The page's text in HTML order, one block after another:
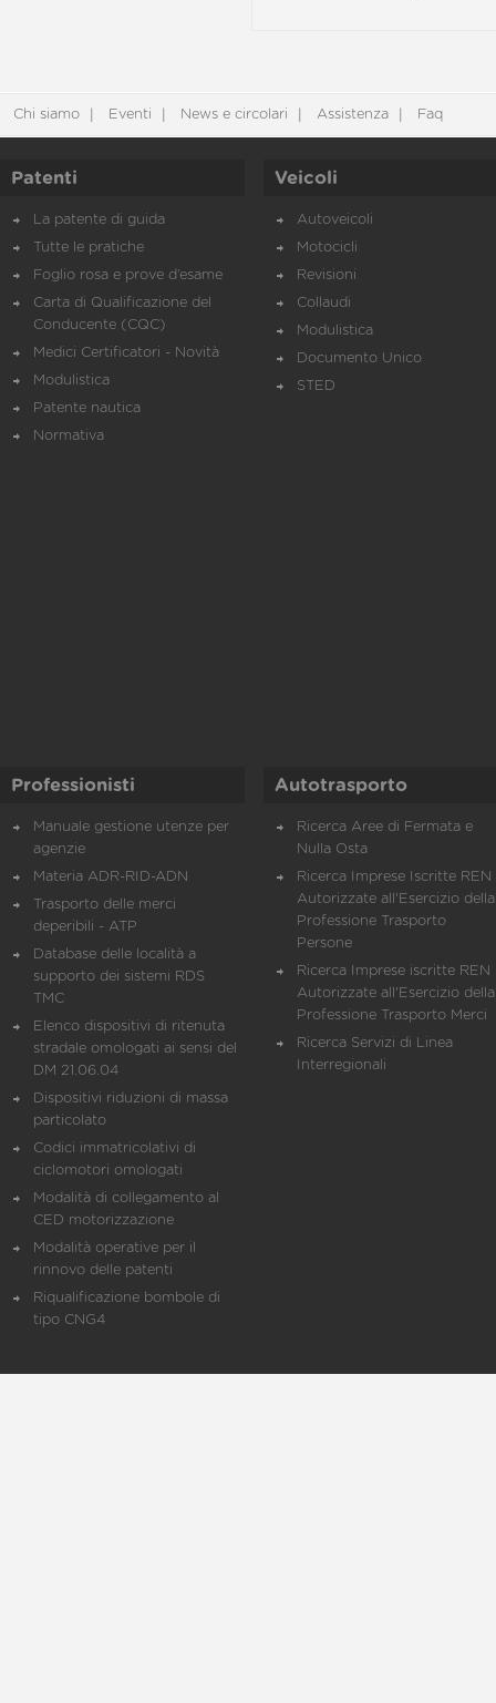
Chi siamo Eventi News e circolari Assistenza Faq
Patenti
La patente di guida
Tutte le pratiche
Foglio rosa e prove d’esame
Carta di Qualificazione del
Conducente (CQC)
Medici Certificatori - Novità
Modulistica
Patente nautica
Normativa
Veicoli
Autoveicoli
Motocicli
Revisioni
Collaudi
Modulistica
Documento Unico
STED
Professionisti
Manuale gestione utenze per
agenzie
Materia ADR-RID-ADN
Trasporto delle merci
deperibili - ATP
Database delle località a
supporto dei sistemi RDS
TMC
Elenco dispositivi di ritenuta
stradale omologati ai sensi del
DM 21.06.04
Dispositivi riduzioni di massa
particolato
Codici immatricolativi di
ciclomotori omologati
Modalità di collegamento al
CED motorizzazione
Modalità operative per il
rinnovo delle patenti
Riqualificazione bombole di
tipo CNG4
Autotrasporto
Ricerca Aree di Fermata e
Nulla Osta
Ricerca Imprese Iscritte REN
Autorizzate all'Esercizio della
Professione Trasporto
Persone
Ricerca Imprese iscritte REN
Autorizzate all'Esercizio della
Professione Trasporto Merci
Ricerca Servizi di Linea
Interregionali